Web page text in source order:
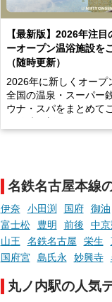
【最新版】2026年注目
ーオープン温浴施設を
（随時更新）
2026年に新しくオープ
全国の温泉・スーパー
ウナ・スパをまとめて
まったスポットが続々
います。
現地取材記事もあわせ
ていますので、気にな
ぜひチェックして次の
先の参考にしてみてく
ね。
名鉄名古屋本線
伊奈 小田渕 国府 御油
富士松
豊明 前後 中
山王
名鉄名古屋 栄生
国府宮
島氏永 妙興寺
丸ノ内駅の人気